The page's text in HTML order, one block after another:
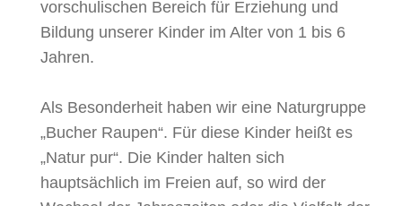
vorschulischen Bereich für Erziehung und
Bildung unserer Kinder im Alter von 1 bis 6
Jahren.
Als Besonderheit haben wir eine Naturgruppe
„Bucher Raupen“. Für diese Kinder heißt es
„Natur pur“. Die Kinder halten sich
hauptsächlich im Freien auf, so wird der